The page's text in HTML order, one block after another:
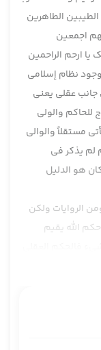
الطاهرین
اجمعین
یا ارحم الراحمین
نظام إسلامي
جانب عقلي يعني
للحاكم والولي
مستقلاً والوالي
لم يذكر في
هو الدليل
الروايات ولكن
الله يقيم
المكارم فطرية
الله بجانب من